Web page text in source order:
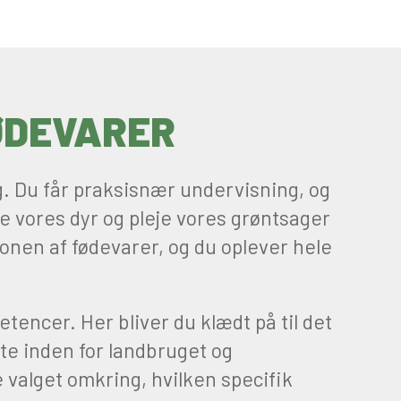
Du får praksisnær undervisning, og
vores dyr og pleje vores grøntsager
af fødevarer, og du oplever hele
Her bliver du klædt på til det
inden for landbruget og
omkring, hvilken specifik